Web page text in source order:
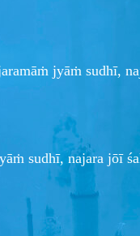
jyāṁ sudhī,
sudhī, najara jōī